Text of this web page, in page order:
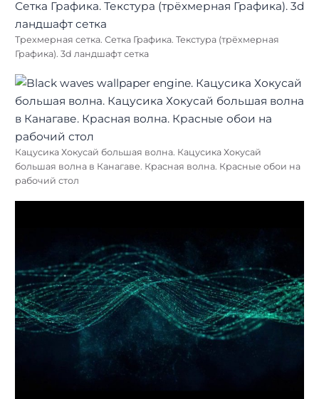
Трехмерная сетка. Сетка Графика. Текстура (трёхмерная
Графика). 3d ландшафт сетка
Кацусика Хокусай большая волна. Кацусика Хокусай
большая волна в Канагаве. Красная волна. Красные обои на
рабочий стол